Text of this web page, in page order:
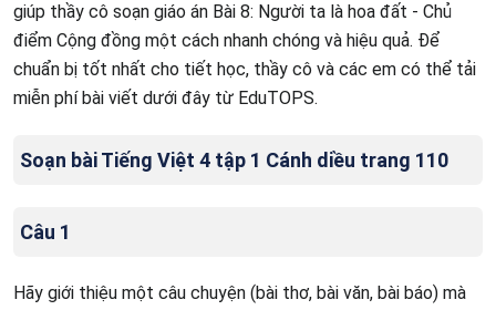
giúp thầy cô soạn giáo án Bài 8: Người ta là hoa đất - Chủ
điểm Cộng đồng một cách nhanh chóng và hiệu quả. Để
chuẩn bị tốt nhất cho tiết học, thầy cô và các em có thể tải
miễn phí bài viết dưới đây từ EduTOPS.
Soạn bài Tiếng Việt 4 tập 1 Cánh diều trang 110
Câu 1
Hãy giới thiệu một câu chuyện (bài thơ, bài văn, bài báo) mà